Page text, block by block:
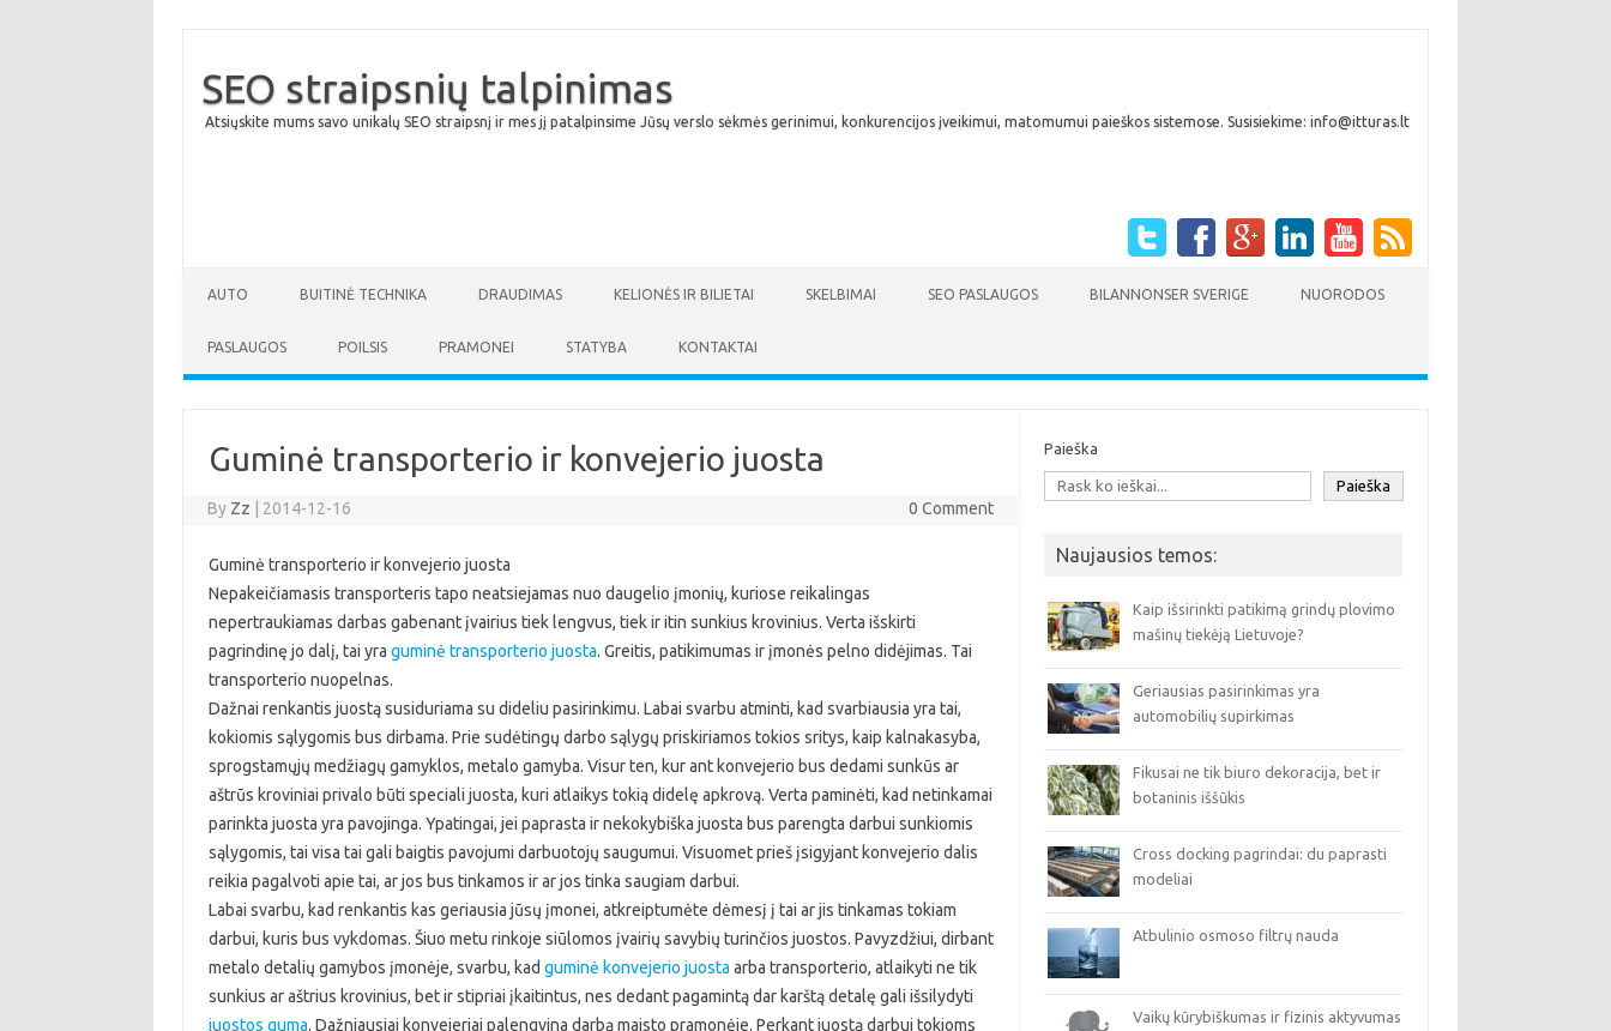
SEO straipsnių talpinimas
Atsiųskite mums savo unikalų SEO straipsnį ir mes jį patalpinsime Jūsų verslo sėkmės gerinimui, konkurencijos įveikimui, matomumui paieškos sistemose. Susisiekime: info@itturas.lt
AUTO BUITINĖ TECHNIKA DRAUDIMAS KELIONĖS IR BILIETAI SKELBIMAI SEO PASLAUGOS BILANNONSER SVERIGE NUORODOS
PASLAUGOS POILSIS PRAMONEI STATYBA KONTAKTAI
Guminė transporterio ir konvejerio juosta
By Zz 2014-12-16 0 Comment
Guminė transporterio ir konvejerio juosta
Nepakeičiamasis transporteris tapo neatsiejamas nuo daugelio įmonių, kuriose reikalingas
nepertraukiamas darbas gabenant įvairius tiek lengvus, tiek ir itin sunkius krovinius. Verta išskirti
pagrindinę jo dalį, tai yra guminė transporterio juosta. Greitis, patikimumas ir įmonės pelno didėjimas. Tai
transporterio nuopelnas.
Dažnai renkantis juostą susiduriama su dideliu pasirinkimu. Labai svarbu atminti, kad svarbiausia yra tai,
kokiomis sąlygomis bus dirbama. Prie sudėtingų darbo sąlygų priskiriamos tokios sritys, kaip kalnakasyba,
sprogstamųjų medžiagų gamyklos, metalo gamyba. Visur ten, kur ant konvejerio bus dedami sunkūs ar
aštrūs kroviniai privalo būti speciali juosta, kuri atlaikys tokią didelę apkrovą. Verta paminėti, kad netinkamai
parinkta juosta yra pavojinga. Ypatingai, jei paprasta ir nekokybiška juosta bus parengta darbui sunkiomis
sąlygomis, tai visa tai gali baigtis pavojumi darbuotojų saugumui. Visuomet prieš įsigyjant konvejerio dalis
reikia pagalvoti apie tai, ar jos bus tinkamos ir ar jos tinka saugiam darbui.
Labai svarbu, kad renkantis kas geriausia jūsų įmonei, atkreiptumėte dėmesį į tai ar jis tinkamas tokiam
darbui, kuris bus vykdomas. Šiuo metu rinkoje siūlomos įvairių savybių turinčios juostos. Pavyzdžiui, dirbant
metalo detalių gamybos įmonėje, svarbu, kad guminė konvejerio juosta arba transporterio, atlaikyti ne tik
sunkius ar aštrius krovinius, bet ir stipriai įkaitintus, nes dedant pagamintą dar karštą detalę gali išsilydyti
juostos guma. Dažniausiai konvejeriai palengvina darbą maisto pramonėje. Perkant juostą darbui tokioms
Paieška
Paieška
Naujausios temos:
Kaip išsirinkti patikimą grindų plovimo
mašinų tiekėją Lietuvoje?
Geriausias pasirinkimas yra
automobilių supirkimas
Fikusai ne tik biuro dekoracija, bet ir
botaninis iššūkis
Cross docking pagrindai: du paprasti
modeliai
Atbulinio osmoso filtrų nauda
Vaikų kūrybiškumas ir fizinis aktyvumas